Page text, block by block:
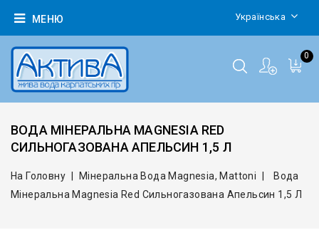
Українська
МЕНЮ
0
ВОДА МІНЕРАЛЬНА MAGNESIA RED
СИЛЬНОГАЗОВАНА АПЕЛЬСИН 1,5 Л
На Головну Мінеральна Вода Magnesia, Mattoni
Вода
Мінеральна Magnesia Red Сильногазована Апельсин 1,5 Л